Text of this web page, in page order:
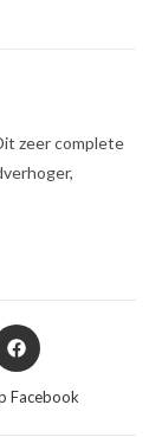
zeer complete
Facebook